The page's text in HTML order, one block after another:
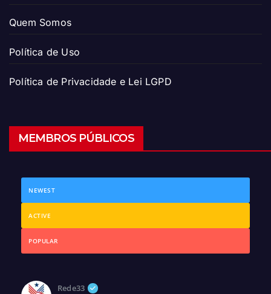
Quem Somos
Política de Uso
Política de Privacidade e Lei LGPD
MEMBROS PÚBLICOS
NEWEST
ACTIVE
POPULAR
Rede33